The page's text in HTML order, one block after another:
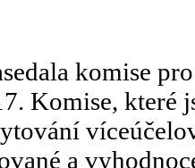
komise
Komise, které
a